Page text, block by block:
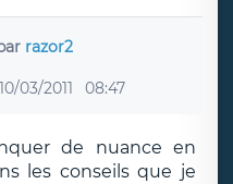
razor2
10/03/2011 08:47
de nuance en
les conseils que je